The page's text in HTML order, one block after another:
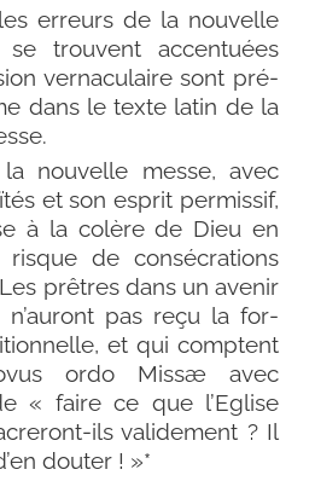
erreurs de la nou­velle
trouvent accen­tuées
ver­na­cu­laire sont pré­
dans le texte latin de la
nou­velle messe, avec
et son esprit per­mis­sif,
à la colère de Dieu en
de consé­cra­tions
prêtres dans un ave­nir
n’auront pas reçu la for­
et qui comptent
ordo Missæ avec
« faire ce que l’Eglise
​ils vali­de­ment ? Il
douter ! »*